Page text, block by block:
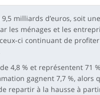
milliards d’euros, soit
les ménages et les
ci continuant de
4,8 % et représentent 71
gagnent 7,7 %, alors
repartir à la hausse à